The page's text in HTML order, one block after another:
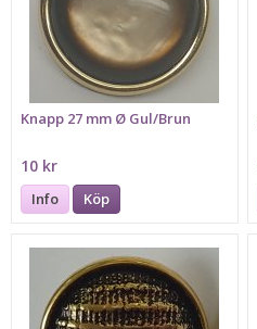
Knapp 27 mm Ø Gul/Brun
10 kr
Info Köp